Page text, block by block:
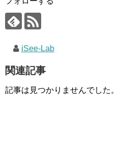
iSee-Lab
関連記事
記事は見つかりませんでした。